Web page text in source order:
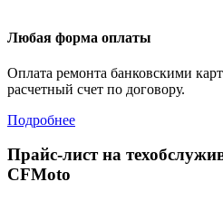
Любая форма оплаты
Оплата ремонта банковскими
расчетный счет по договору.
Подробнее
Прайс-лист на
CFMoto